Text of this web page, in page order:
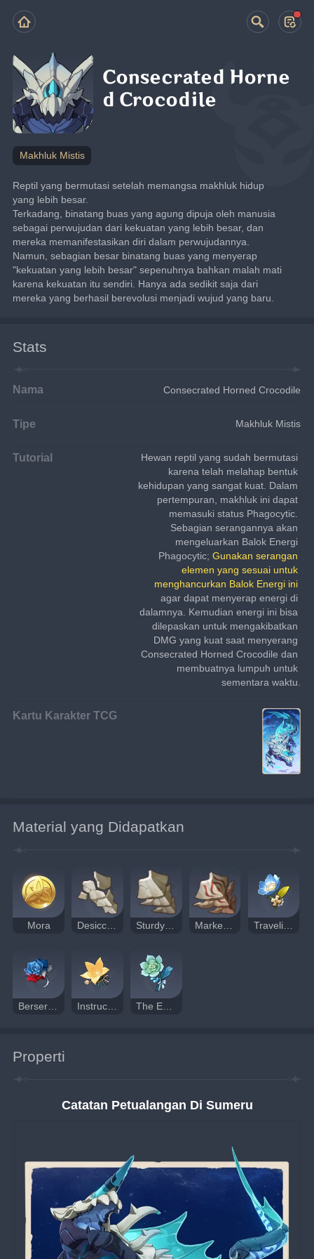
Consecrated Horne
d Crocodile
Makhluk Mistis
Reptil yang bermutasi setelah memangsa makhluk hidup
yang lebih besar.
Terkadang, binatang buas yang agung dipuja oleh manusia
sebagai perwujudan dari kekuatan yang lebih besar, dan
mereka memanifestasikan diri dalam perwujudannya.
Namun, sebagian besar binatang buas yang menyerap
"kekuatan yang lebih besar" sepenuhnya bahkan malah mati
karena kekuatan itu sendiri. Hanya ada sedikit saja dari
mereka yang berhasil berevolusi menjadi wujud yang baru.
Stats
Nama Consecrated Horned Crocodile
Tipe Makhluk Mistis
Tutorial
Hewan reptil yang sudah bermutasi
karena telah melahap bentuk
kehidupan yang sangat kuat. Dalam
pertempuran, makhluk ini dapat
memasuki status Phagocytic.
Sebagian serangannya akan
mengeluarkan Balok Energi
Phagocytic; Gunakan serangan
elemen yang sesuai untuk
menghancurkan Balok Energi ini
agar dapat menyerap energi di
dalamnya. Kemudian energi ini bisa
dilepaskan untuk mengakibatkan
DMG yang kuat saat menyerang
Consecrated Horned Crocodile dan
membuatnya lumpuh untuk
sementara waktu.
Kartu Karakter TCG
Material yang Didapatkan
Mora Desiccated Shell Sturdy Shell Marked Shell Traveling Doctor
Properti
Catatan Petualangan Di Sumeru